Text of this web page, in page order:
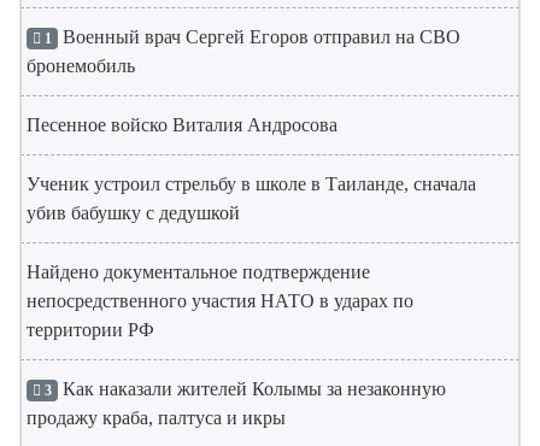
1 Военный врач Сергей Егоров отправил на СВО
бронемобиль
Песенное войско Виталия Андросова
Ученик устроил стрельбу в школе в Таиланде, сначала
убив бабушку с дедушкой
Найдено документальное подтверждение
непосредственного участия НАТО в ударах по
территории РФ
3 Как наказали жителей Колымы за незаконную
продажу краба, палтуса и икры